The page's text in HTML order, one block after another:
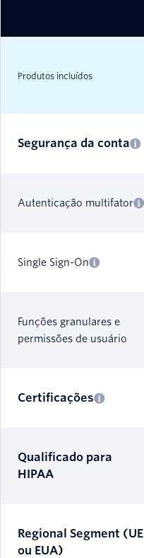
Produtos incluídos
Segurança da conta
Autenticação multifator
Single Sign-On
Funções granulares e
permissões de usuário
Certificações
Qualificado para
HIPAA
Regional Segment (UE
ou EUA)